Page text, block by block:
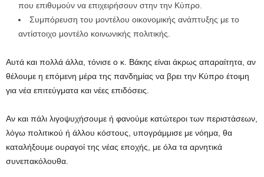
που επιθυμούν να επιχειρήσουν στην την Κύπρο.
Συμπόρευση του μοντέλου οικονομικής ανάπτυξης με το
αντίστοιχο μοντέλο κοινωνικής πολιτικής.
Αυτά και πολλά άλλα, τόνισε ο κ. Βάκης είναι άκρως απαραίτητα, αν
θέλουμε η επόμενη μέρα της πανδημίας να βρει την Κύπρο έτοιμη
για νέα επιτεύγματα και νέες επιδόσεις.
Αν και πάλι λιγοψυχήσουμε ή φανούμε κατώτεροι των περιστάσεων,
λόγω πολιτικού ή άλλου κόστους, υπογράμμισε με νόημα, θα
καταλήξουμε ουραγοί της νέας εποχής, με όλα τα αρνητικά
συνεπακόλουθα.